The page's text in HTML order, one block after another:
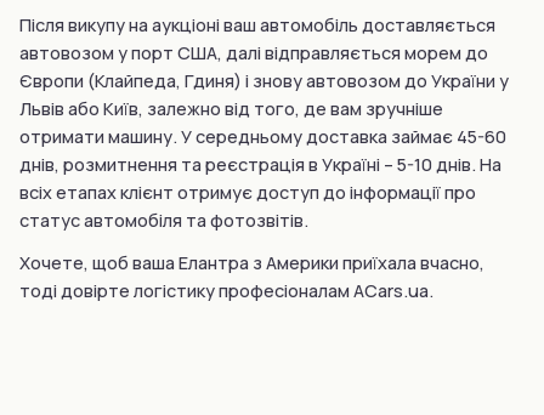
Після викупу на аукціоні ваш автомобіль доставляється
автовозом у порт США, далі відправляється морем до
Європи (Клайпеда, Гдиня) і знову автовозом до України у
Львів або Київ, залежно від того, де вам зручніше
отримати машину. У середньому доставка займає 45-60
днів, розмитнення та реєстрація в Україні – 5-10 днів. На
всіх етапах клієнт отримує доступ до інформації про
статус автомобіля та фотозвітів.
Хочете, щоб ваша Елантра з Америки приїхала вчасно,
тоді довірте логістику професіоналам ACars.ua.